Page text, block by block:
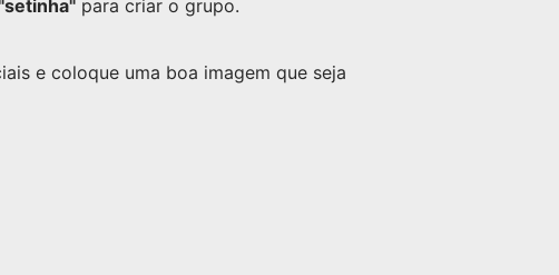
para criar o grupo.
e coloque uma boa imagem que seja